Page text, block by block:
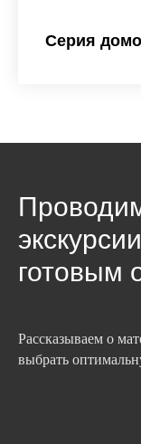
Серия
готовым
Рассказываем о
выбрать